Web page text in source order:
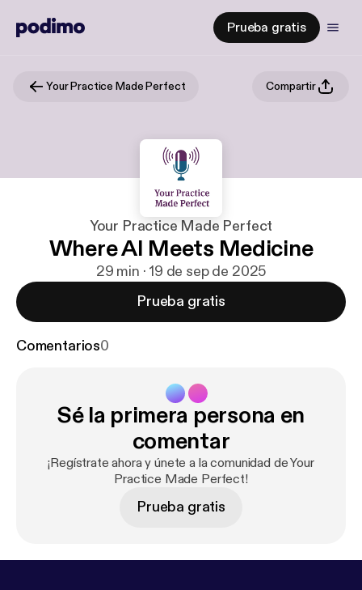
Prueba gratis
Your Practice Made Perfect Compartir
Your Practice Made Perfect
Where AI Meets Medicine
29 min · 19 de sep de 2025
Prueba gratis
Comentarios0
Sé la primera persona en
comentar
¡Regístrate ahora y únete a la comunidad de Your
Practice Made Perfect!
Prueba gratis